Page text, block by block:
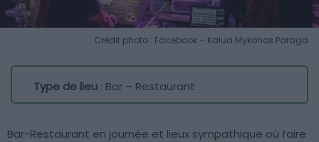
Crédit photo : Facebook – Kalua Mykonos Paraga
Type de lieu : Bar – Restaurant
Bar-Restaurant en journée et lieux sympathique où faire